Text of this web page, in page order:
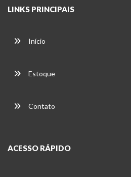
LINKS PRINCIPAIS
Início
Estoque
Contato
ACESSO RÁPIDO